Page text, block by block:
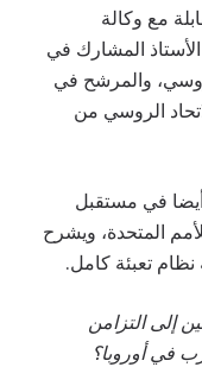
مع وكالة
الأستاذ المشارك في
والمرشح في
الروسي من
في مستقبل
المتحدة، ويشرح
نظام تعبئة كامل.
إلى التزامن
في أوروبا؟